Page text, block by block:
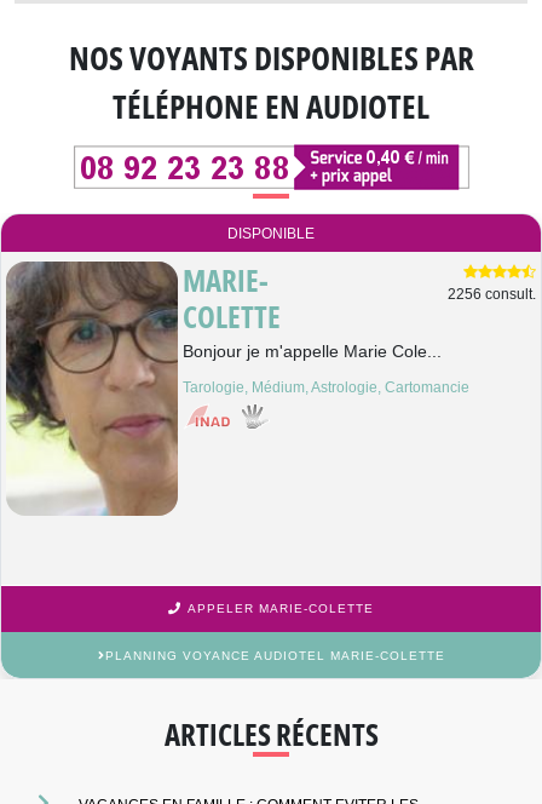
NOS VOYANTS DISPONIBLESPAR
TÉLÉPHONE EN AUDIOTEL
DISPONIBLE
MARIE-
COLETTE
2256 consult.
Bonjour je m'appelle Marie Cole...
Tarologie, Médium, Astrologie, Cartomancie
APPELER MARIE-COLETTE
PLANNING VOYANCE AUDIOTEL MARIE-COLETTE
ARTICLES RÉCENTS